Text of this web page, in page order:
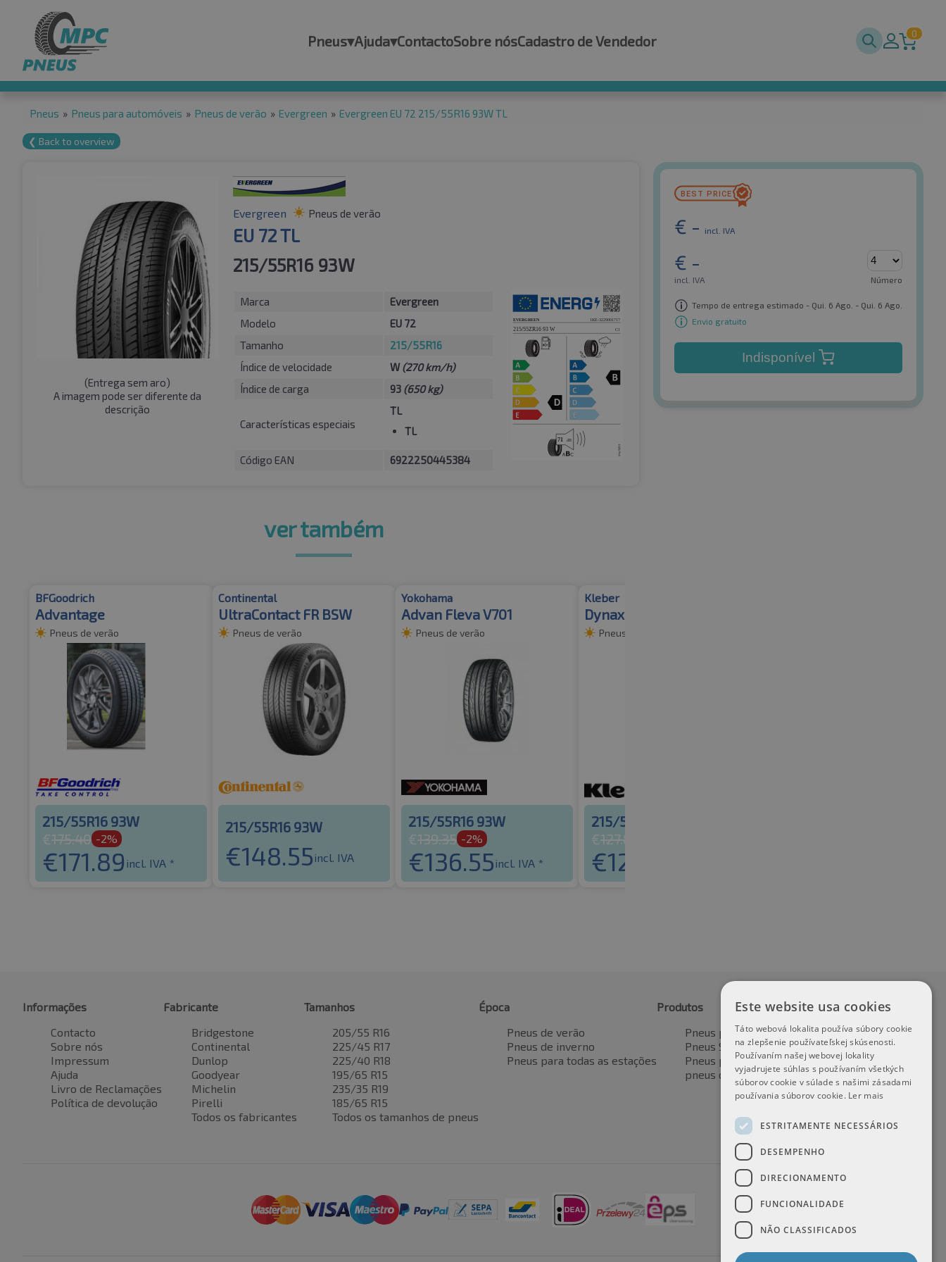
Pneus▾Ajuda▾ContactoSobre nósCadastro de Vendedor 0
Pneus » Pneus para automóveis » Pneus de verão » Evergreen » Evergreen EU 72 215/55R16 93W TL
❮ Back to overview
(Entrega sem aro)
A imagem pode ser diferente da
descrição
Evergreen Pneus de verão
EU 72 TL
215/55R16 93W
Marca
Evergreen
Modelo
EU 72
Tamanho
215/55R16
Índice de velocidade
W (270 km/h)
Índice de carga
93 (650 kg)
Características especiais
TL
TL
Código EAN 6922250445384
€ - incl. IVA
€ -
incl. IVA Número
Tempo de entrega estimado - Qui. 6 Ago. - Qui. 6 Ago.
Envio gratuito
Indisponível
ver também
BFGoodrich
Advantage
Pneus de verão
215/55R16 93W
€175.40 -2%
€171.89 incl. IVA *
Continental
UltraContact FR BSW
Pneus de verão
215/55R16 93W
€148.55 incl. IVA
Yokohama
Advan Fleva V701
Pneus de verão
215/55R16 93W
€139.35 -2%
€136.55 incl. IVA *
Kleber
Dynaxer HP4
Pneus de verão
215/55R16 93W
€127.82
€125.28
Informações
Contacto
Sobre nós
Impressum
Ajuda
Livro de Reclamações
Política de devolução
Fabricante
Bridgestone
Continental
Dunlop
Goodyear
Michelin
Pirelli
Todos os fabricantes
Tamanhos
205/55 R16
225/45 R17
225/40 R18
195/65 R15
235/35 R19
185/65 R15
Todos os tamanhos de pneus
Época
Pneus de verão
Pneus de inverno
Pneus para todas as estações
Produtos
Pneus para automóveis
Pneus SUV / 4x4
Pneus para veículos de transporte
pneus de motocicleta
Este website usa cookies
Táto webová lokalita používa súbory cookie
na zlepšenie používateľskej skúsenosti.
Používaním našej webovej lokality
vyjadrujete súhlas s používaním všetkých
súborov cookie v súlade s našimi zásadami
používania súborov cookie. Ler mais
ESTRITAMENTE NECESSÁRIOS
DESEMPENHO
DIRECIONAMENTO
FUNCIONALIDADE
NÃO CLASSIFICADOS